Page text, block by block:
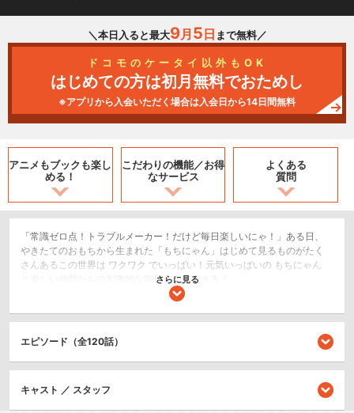
＼本日入ると最大9月 5 日 まで無料／
ドコモのケータイ以外もOK
はじめての方は初月無料でおためし
※アプリから入会いただく場合は入会日から14日間無料
アニメもブックも楽し
める！
こだわりの機能／お得
なサービス
よくある
質問
「常識ゼロ点！トラブルメーカー！だけど毎日楽しいにゃ！」ある日、
やきたてのおもちから生まれた「もちにゃん」はじめて見るものがたく
さんあるこの世界は ワクワク でいっぱい！元気いっぱいの もちにゃん
と楽しい仲間たちの刺激的な毎日が今はじまる！
ショート
さらに見る
エピソード（全120話）
キャスト ／ スタッフ